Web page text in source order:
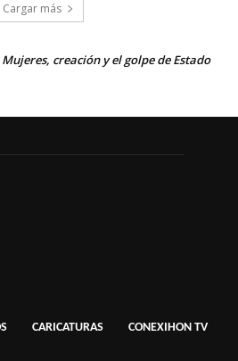
Cargar más
Mujeres, creación y el golpe de Estado
CARICATURAS CONEXIHON TV